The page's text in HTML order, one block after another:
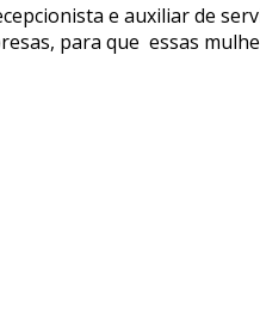
e auxiliar de
para que essas